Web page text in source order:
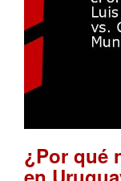
¿Por qué